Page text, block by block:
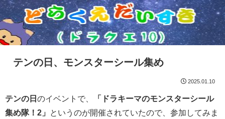
テンの日、モンスターシール集め
2025.01.10
テンの日 のイベントで、
「ドラキーマのモンスターシール
集め隊！2」
というのが開催されていたので、参加してみま